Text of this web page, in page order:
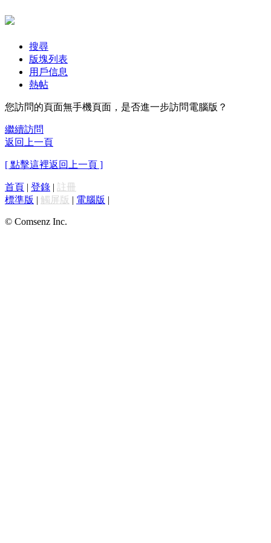
搜尋
版塊列表
用戶信息
熱帖
您訪問的頁面無手機頁面，是否進一步訪問電腦版？
繼續訪問
返回上一頁
[ 點擊這裡返回上一頁 ]
首頁 | 登錄 | 註冊
標準版 | 觸屏版 | 電腦版 |
© Comsenz Inc.